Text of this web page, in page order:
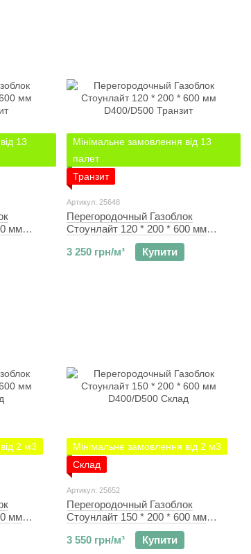
13
мм
Мінімальне замовлення від 13
палет
Транзит
Артикул: 25648
Перегородочный Газоблок
Стоунлайт 120 * 200 * 600 мм
D400/D500 Транзит
3 250 грн/м³
Купити
2 м3
мм
Мінімальне замовлення від 2 м3
Склад
Артикул: 25652
Перегородочный Газоблок
Стоунлайт 150 * 200 * 600 мм
D400/D500 Склад
3 550 грн/м³
Купити